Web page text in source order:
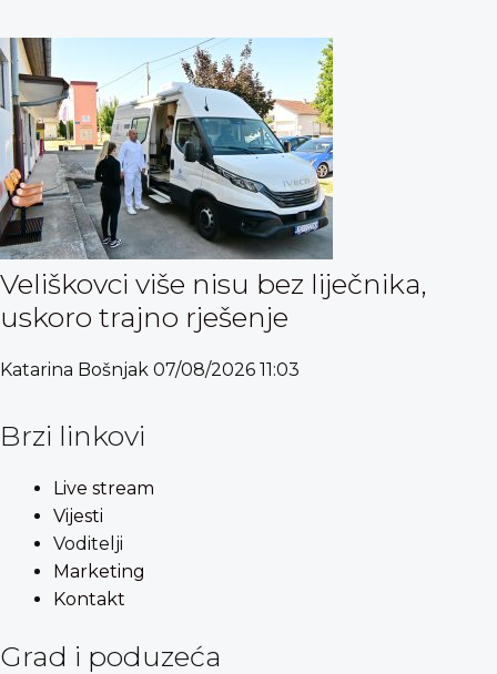
Veliškovci više nisu bez liječnika,
uskoro trajno rješenje
Katarina Bošnjak 07/08/2026 11:03
Brzi linkovi
Live stream
Vijesti
Voditelji
Marketing
Kontakt
Grad i poduzeća